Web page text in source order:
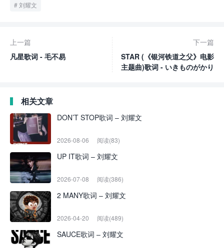
刘耀文
上一篇
凡星歌词 - 毛不易
下一篇
STAR (《银河铁道之父》电影
主题曲)歌词 - いきものがかり
相关文章
DON’T STOP歌词 – 刘耀文
2026-08-06 阅读(83)
UP IT歌词 – 刘耀文
2026-07-08 阅读(386)
2 MANY歌词 – 刘耀文
2026-04-20 阅读(489)
SAUCE歌词 – 刘耀文